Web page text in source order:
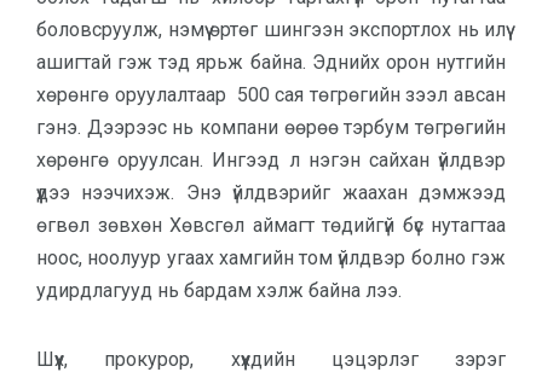
боловс­руулж, нэмүү өртөг шингээн экспорт­лох нь илүү
ашигтай гэж тэд ярьж байна. Эднийх орон нутгийн
хөрөнгө оруулалтаар 500 сая төгрөгийн зээл авсан
гэнэ. Дээрээс нь компани өө­рөө тэрбум төгрөгийн
хөрөнгө оруул­сан. Ингээд л нэгэн сайхан үйлдвэр
үүдээ нээчихэж. Энэ үйлдвэрийг жаа­хан дэмжээд
өгвөл зөвхөн Хөвсгөл аймагт төдийгүй бүс нутагтаа
ноос, ноо­луур угаах хамгийн том үйлдвэр болно гэж
удирдлагууд нь бардам хэлж байна лээ.
Шүүх, прокурор, хүүхдийн цэцэр­лэг зэрэг